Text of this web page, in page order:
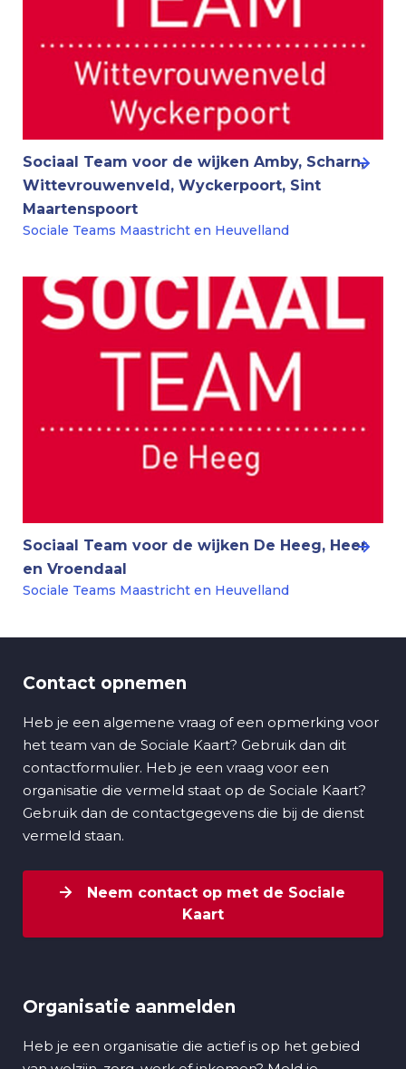
Sociaal Team voor de wijken Amby, Scharn,
Wittevrouwenveld, Wyckerpoort, Sint
Maartenspoort
Sociale Teams Maastricht en Heuvelland
Sociaal Team voor de wijken De Heeg, Heer
en Vroendaal
Sociale Teams Maastricht en Heuvelland
Contact opnemen
Heb je een algemene vraag of een opmerking voor
het team van de Sociale Kaart? Gebruik dan dit
contactformulier. Heb je een vraag voor een
organisatie die vermeld staat op de Sociale Kaart?
Gebruik dan de contactgegevens die bij de dienst
vermeld staan.
Neem contact op met de Sociale
Kaart
Organisatie aanmelden
Heb je een organisatie die actief is op het gebied